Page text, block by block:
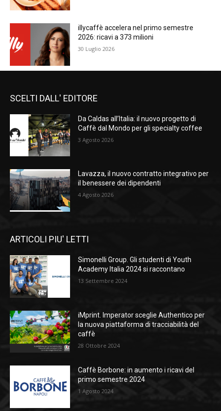
illycaffè accelera nel primo semestre
2026: ricavi a 373 milioni
30 Luglio 2026
SCELTI DALL' EDITORE
Da Caldas all’Italia: il nuovo progetto di
Caffè dal Mondo per gli specialty coffee
3 Agosto 2026
Lavazza, il nuovo contratto integrativo per
il benessere dei dipendenti
4 Agosto 2026
ARTICOLI PIU' LETTI
Simonelli Group. Gli studenti di Youth
Academy Italia 2024 si raccontano
13 Settembre 2024
iMprint. Imperator sceglie Authentico per
la nuova piattaforma di tracciabilità del
caffè
28 Ottobre 2024
Caffè Borbone: in aumento i ricavi del
primo semestre 2024
1 Agosto 2024